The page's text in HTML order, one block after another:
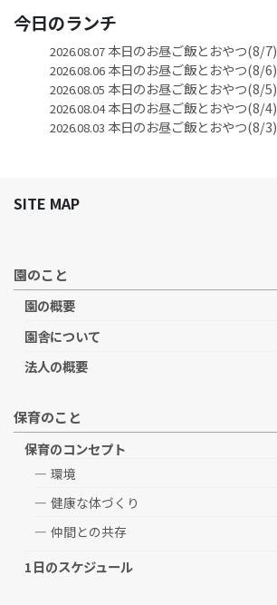
今日のランチ
2026.08.07本日のお昼ご飯とおやつ(8/7)
2026.08.06本日のお昼ご飯とおやつ(8/6)
2026.08.05 本日のお昼ご飯とおやつ(8/5)
2026.08.04本日のお昼ご飯とおやつ(8/4)
2026.08.03 本日のお昼ご飯とおやつ(8/3)
SITE MAP
園のこと
園の概要
園舎について
法人の概要
保育のこと
保育のコンセプト
環境
健康な体づくり
仲間との共存
1日のスケジュール